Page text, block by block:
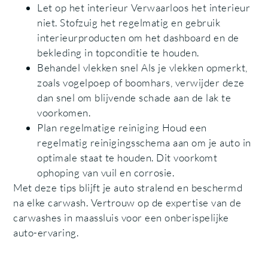
Let op het interieur Verwaarloos het interieur
niet. Stofzuig het regelmatig en gebruik
interieurproducten om het dashboard en de
bekleding in topconditie te houden.
Behandel vlekken snel Als je vlekken opmerkt,
zoals vogelpoep of boomhars, verwijder deze
dan snel om blijvende schade aan de lak te
voorkomen.
Plan regelmatige reiniging Houd een
regelmatig reinigingsschema aan om je auto in
optimale staat te houden. Dit voorkomt
ophoping van vuil en corrosie.
Met deze tips blijft je auto stralend en beschermd
na elke carwash. Vertrouw op de expertise van de
carwashes in maassluis voor een onberispelijke
auto-ervaring.